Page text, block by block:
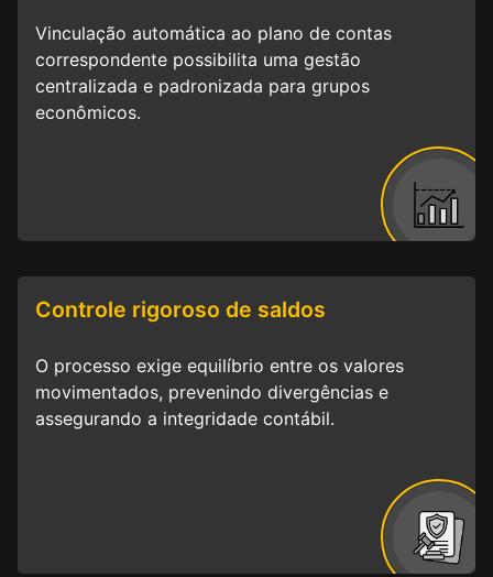
Vinculação automática ao plano de contas
correspondente possibilita uma gestão
centralizada e padronizada para grupos
econômicos.
Controle rigoroso de saldos
O processo exige equilíbrio entre os valores
movimentados, prevenindo divergências e
assegurando a integridade contábil.